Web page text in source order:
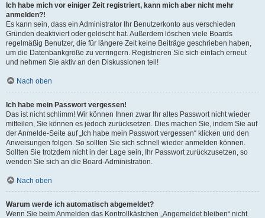
Ich habe mich vor einiger Zeit registriert, kann mich aber nicht mehr
anmelden?!
Es kann sein, dass ein Administrator Ihr Benutzerkonto aus verschieden
Gründen deaktiviert oder gelöscht hat. Außerdem löschen viele Boards
regelmäßig Benutzer, die für längere Zeit keine Beiträge geschrieben haben,
um die Datenbankgröße zu verringern. Registrieren Sie sich einfach erneut
und nehmen Sie aktiv an den Diskussionen teil!
Nach oben
Ich habe mein Passwort vergessen!
Das ist nicht schlimm! Wir können Ihnen zwar Ihr altes Passwort nicht wieder
mitteilen, Sie können es jedoch zurücksetzen. Dies machen Sie, indem Sie auf
der Anmelde-Seite auf „Ich habe mein Passwort vergessen“ klicken und den
Anweisungen folgen. So sollten Sie sich schnell wieder anmelden können.
Sollten Sie trotzdem nicht in der Lage sein, Ihr Passwort zurückzusetzen, so
wenden Sie sich an die Board-Administration.
Nach oben
Warum werde ich automatisch abgemeldet?
Wenn Sie beim Anmelden das Kontrollkästchen „Angemeldet bleiben“ nicht